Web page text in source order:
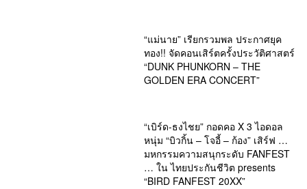
“แม่นาย” เรียกรวมพล ประกาศยุค
ทอง!! จัดคอนเสิร์ตครั้งประวัติศาสตร์
“DUNK PHUNKORN – THE
GOLDEN ERA CONCERT”
“เบิร์ด-ธงไชย” กอดคอ X 3 ไอดอล
หนุ่ม “บิวกิ้น – โจอี้ – ก้อง” เสิร์ฟ …
มหกรรมความสนุกระดับ FANFEST
… ใน ไทยประกันชีวิต presents
“BIRD FANFEST 20XX”